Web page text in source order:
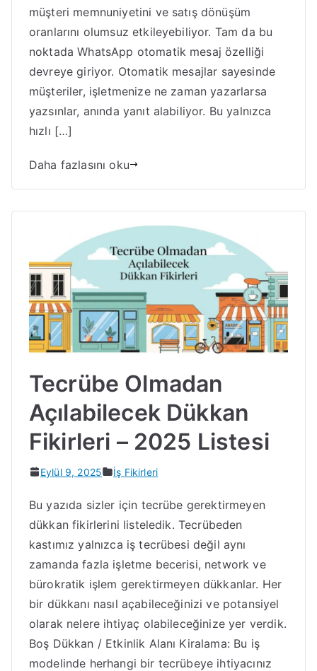
müşteri memnuniyetini ve satış dönüşüm
oranlarını olumsuz etkileyebiliyor. Tam da bu
noktada WhatsApp otomatik mesaj özelliği
devreye giriyor. Otomatik mesajlar sayesinde
müşteriler, işletmenize ne zaman yazarlarsa
yazsınlar, anında yanıt alabiliyor. Bu yalnızca
hızlı […]
Daha fazlasını oku
Tecrübe Olmadan
Açılabilecek Dükkan
Fikirleri – 2025 Listesi
Eylül 9, 2025 İş Fikirleri
Bu yazıda sizler için tecrübe gerektirmeyen
dükkan fikirlerini listeledik. Tecrübeden
kastımız yalnızca iş tecrübesi değil aynı
zamanda fazla işletme becerisi, network ve
bürokratik işlem gerektirmeyen dükkanlar. Her
bir dükkanı nasıl açabileceğinizi ve potansiyel
olarak nelere ihtiyaç olabileceğinize yer verdik.
Boş Dükkan / Etkinlik Alanı Kiralama: Bu iş
modelinde herhangi bir tecrübeye ihtiyacınız